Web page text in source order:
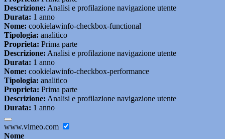
Descrizione: Analisi e profilazione navigazione utente
Durata: 1 anno
Nome: cookielawinfo-checkbox-functional
Tipologia: analitico
Proprieta: Prima parte
Descrizione: Analisi e profilazione navigazione utente
Durata: 1 anno
Nome: cookielawinfo-checkbox-performance
Tipologia: analitico
Proprieta: Prima parte
Descrizione: Analisi e profilazione navigazione utente
Durata: 1 anno
www.vimeo.com
Nome